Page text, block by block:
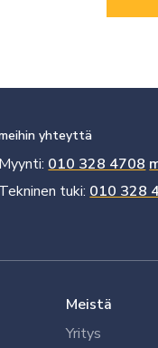
yhteyttä
Myynti: 010 328 4708
Tekninen tuki: 010 328
Meistä
Yritys